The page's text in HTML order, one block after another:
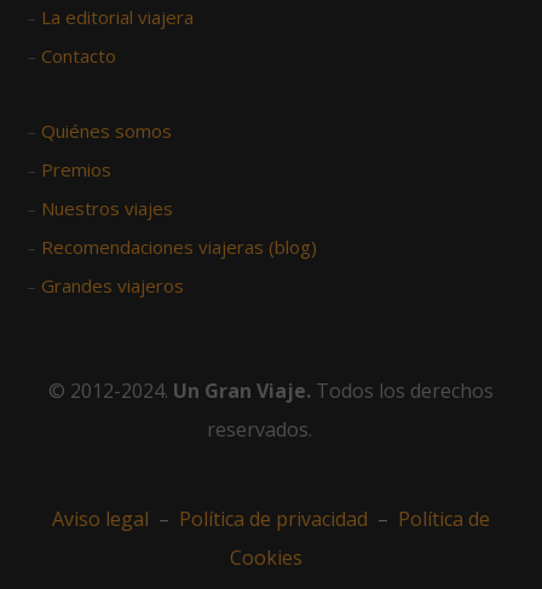
– La editorial viajera
– Contacto
– Quiénes somos
– Premios
– Nuestros viajes
– Recomendaciones viajeras (blog)
– Grandes viajeros
© 2012-2024. Un Gran Viaje. Todos los derechos
reservados.
Aviso legal – Política de privacidad – Política de
Cookies